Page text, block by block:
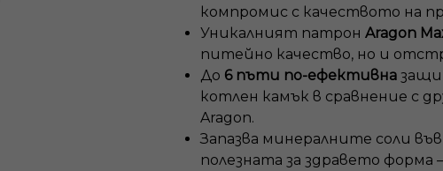
компромис с качеството на
Уникалният патрон Aragon
питейно качество, но и
До 6 пъти по-ефективна
котлен камък в сравнение с
Aragon.
Запазва минералните соли
полезната за здравето форма